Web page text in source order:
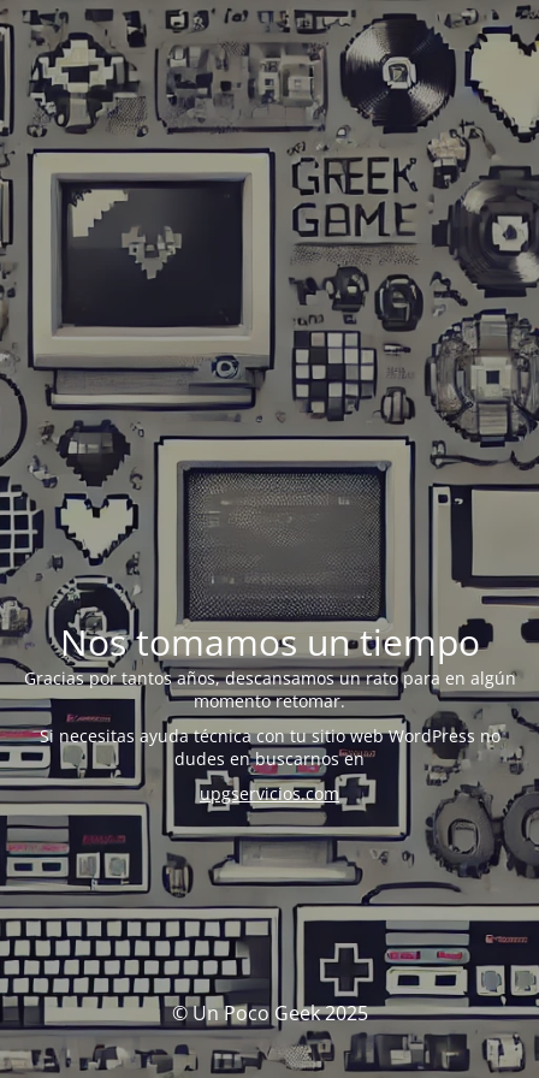
Nos tomamos un tiempo
Gracias por tantos años, descansamos un rato para en algún
momento retomar.
Si necesitas ayuda técnica con tu sitio web WordPress no
dudes en buscarnos en
upgservicios.com
© Un Poco Geek 2025